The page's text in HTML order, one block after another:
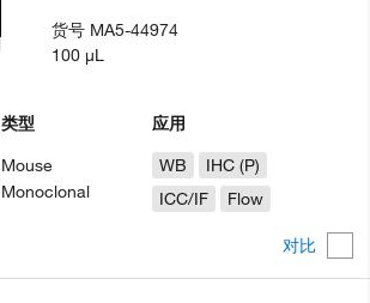
对比
类型
Mouse
Monoclonal
应用
WB
IHC (P)
ICC/IF
Flow
货号 MA5-44974
100 µL